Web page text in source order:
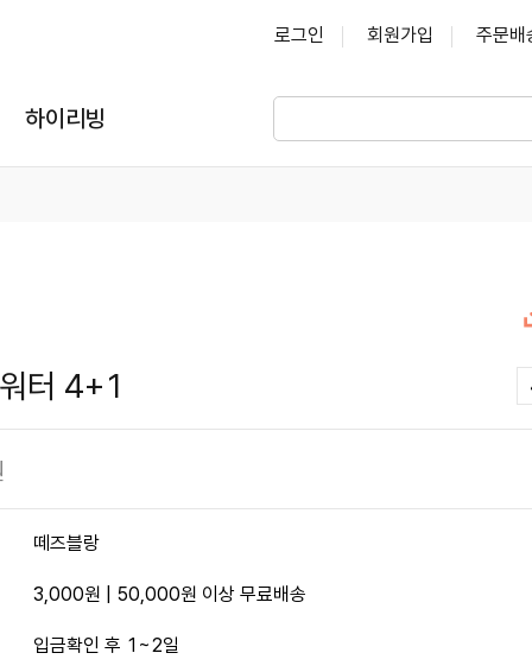
로그인 회원가입 주문배
하이리빙
터 4+1
떼즈블랑
3,000원 | 50,000원 이상 무료배송
입금확인 후 1~2일